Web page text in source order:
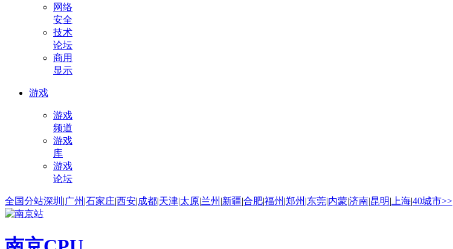
网络
安全
技术
论坛
商用
显示
游戏
游戏
频道
游戏
库
游戏
论坛
全国分站深圳 |广州 |石家庄|西安|成都|天津|太原|兰州 |新疆|合肥|福州 |郑州 |东莞|内蒙|济南|昆明| 上海|40城市>>